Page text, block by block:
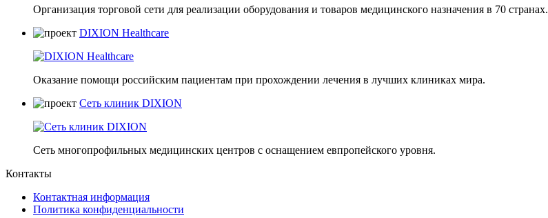
Организация торговой сети для реализации оборудования и товаров медицинского назначения в 70 странах.
DIXION Healthcare
Оказание помощи российским пациентам при прохождении лечения в лучших клиниках мира.
Сеть клиник DIXION
Сеть многопрофильных медицинских центров с оснащением евпропейского уровня.
Контакты
Контактная информация
Политика конфиденциальности